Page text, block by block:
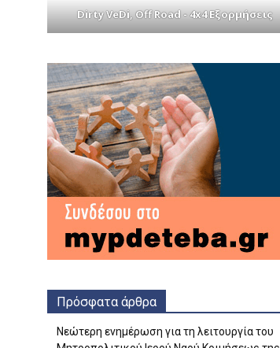
Dirty VeDi, Off Road - 4x4 Εξορμήσεις
Πρόσφατα άρθρα
Νεώτερη ενημέρωση για τη λειτουργία του